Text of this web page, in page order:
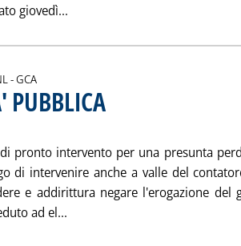
giovedì... Leggi tutta la notizia:
-di:
GCA
PUBBLICA
pronto intervento per una presunta
di intervenire anche a valle del
e addirittura negare l'erogazione del
ad el... Leggi tutta la notizia: 'GAS E